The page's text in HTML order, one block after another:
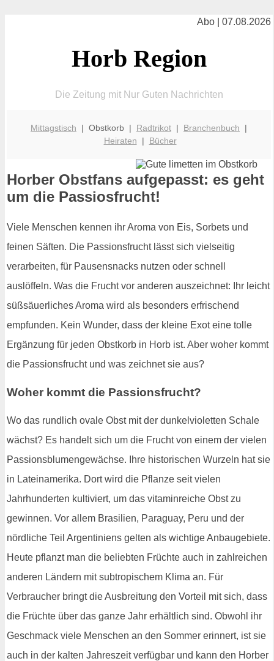
Abo | 07.08.2026
Horb Region
Die Zeitung mit Nur Guten Nachrichten
Mittagstisch | Obstkorb | Radtrikot | Branchenbuch |
Heiraten | Bücher
Horber Obstfans aufgepasst: es geht
um die Passiosfrucht!
Viele Menschen kennen ihr Aroma von Eis, Sorbets und
feinen Säften. Die Passionsfrucht lässt sich vielseitig
verarbeiten, für Pausensnacks nutzen oder schnell
auslöffeln. Was die Frucht vor anderen auszeichnet: Ihr leicht
süßsäuerliches Aroma wird als besonders erfrischend
empfunden. Kein Wunder, dass der kleine Exot eine tolle
Ergänzung für jeden Obstkorb in Horb ist. Aber woher kommt
die Passionsfrucht und was zeichnet sie aus?
Woher kommt die Passionsfrucht?
Wo das rundlich ovale Obst mit der dunkelvioletten Schale
wächst? Es handelt sich um die Frucht von einem der vielen
Passionsblumengewächse. Ihre historischen Wurzeln hat sie
in Lateinamerika. Dort wird die Pflanze seit vielen
Jahrhunderten kultiviert, um das vitaminreiche Obst zu
gewinnen. Vor allem Brasilien, Paraguay, Peru und der
nördliche Teil Argentiniens gelten als wichtige Anbaugebiete.
Heute pflanzt man die beliebten Früchte auch in zahlreichen
anderen Ländern mit subtropischem Klima an. Für
Verbraucher bringt die Ausbreitung den Vorteil mit sich, dass
die Früchte über das ganze Jahr erhältlich sind. Obwohl ihr
Geschmack viele Menschen an den Sommer erinnert, ist sie
auch in der kalten Jahreszeit verfügbar und kann den Horber